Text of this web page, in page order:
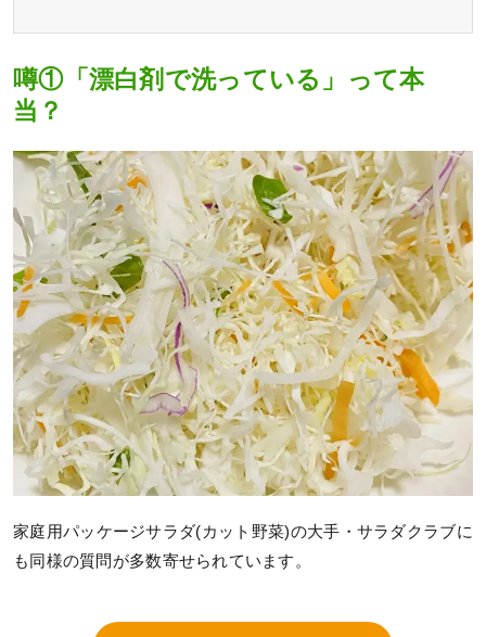
噂①「漂白剤で洗っている」って本
当？
家庭用パッケージサラダ(カット野菜)の大手・サラダクラブに
も同様の質問が多数寄せられています。